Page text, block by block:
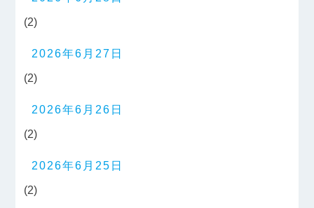
(2)
2026年6月27日
(2)
2026年6月26日
(2)
2026年6月25日
(2)